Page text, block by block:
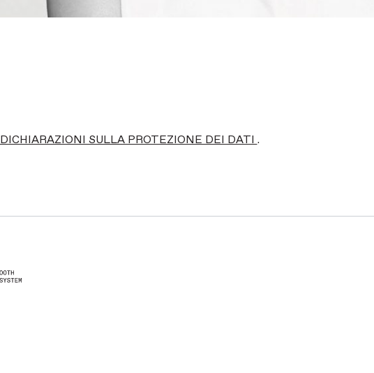
DICHIARAZIONI SULLA PROTEZIONE DEI DATI .